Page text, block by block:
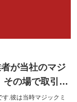
が当社のマジ
その場で取引が
.彼は当時マジックミ